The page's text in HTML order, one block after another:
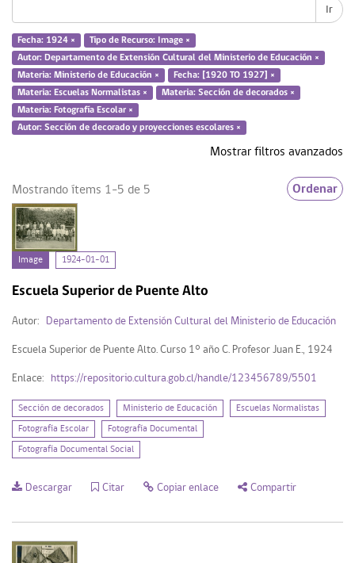
Fecha
1924 (5)
Image (5)
Acceder
Registrarse
Ir
Fecha: 1924 ×
Tipo de Recurso: Image ×
Autor: Departamento de Extensión Cultural del Ministerio de Educación ×
Materia: Ministerio de Educación ×
Fecha: [1920 TO 1927] ×
Materia: Escuelas Normalistas ×
Materia: Sección de decorados ×
Materia: Fotografía Escolar ×
Autor: Sección de decorado y proyecciones escolares ×
Mostrar filtros avanzados
Mostrando ítems 1-5 de 5 Ordenar
Image 1924-01-01
Escuela Superior de Puente Alto
Autor: Departamento de Extensión Cultural del Ministerio de Educación
Escuela Superior de Puente Alto. Curso 1° año C. Profesor Juan E., 1924
Enlace: https://repositorio.cultura.gob.cl/handle/123456789/5501
Sección de decorados Ministerio de Educación Escuelas Normalistas
Fotografía Escolar Fotografía Documental
Fotografía Documental Social
Descargar Citar Copiar enlace Compartir